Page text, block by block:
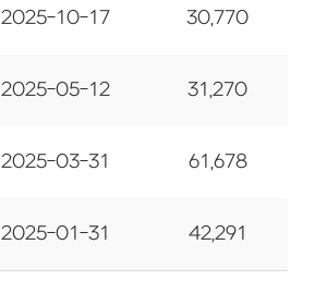
2025-10-17 30,770
2025-05-12 31,270
2025-03-31 61,678
2025-01-31 42,291